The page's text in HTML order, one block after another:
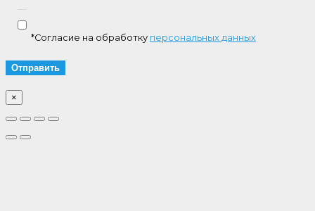
*Согласие на обработку персональных данных
×